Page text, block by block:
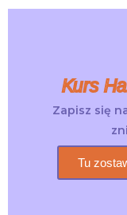
Kurs
Zapisz się
Tu